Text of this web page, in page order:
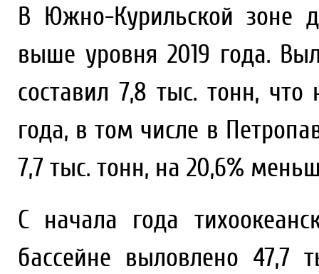
В Южно-Курильской зоне
выше уровня 2019 года.
составил 7,8 тыс. тонн,
года, в том числе в
7,7 тыс. тонн, на 20,6%
С начала года
бассейне выловлено 47,7